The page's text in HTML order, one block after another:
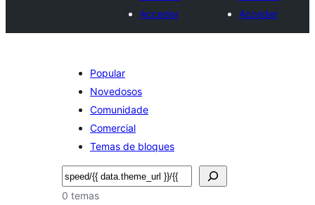
Acceder
Acceder
Popular
Novedosos
Comunidade
Comercial
Temas de bloques
Buscar
0 temas